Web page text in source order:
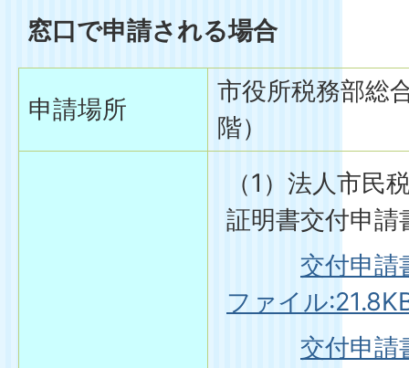
窓口で申請される場合
申請場所
市役所税務部総
階）
（1）法人市民
証明書交付申請
交付申請
ファイル
交付申請